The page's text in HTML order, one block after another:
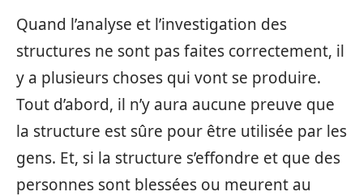
Quand l’analyse et l’investigation des
structures ne sont pas faites correctement, il
y a plusieurs choses qui vont se produire.
Tout d’abord, il n’y aura aucune preuve que
la structure est sûre pour être utilisée par les
gens. Et, si la structure s’effondre et que des
personnes sont blessées ou meurent au